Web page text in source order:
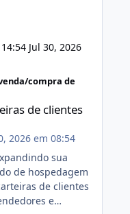
Jul 30, 2026
compra de
de clientes
2026 em 08:54
sua
de hospedagem
de clientes
e